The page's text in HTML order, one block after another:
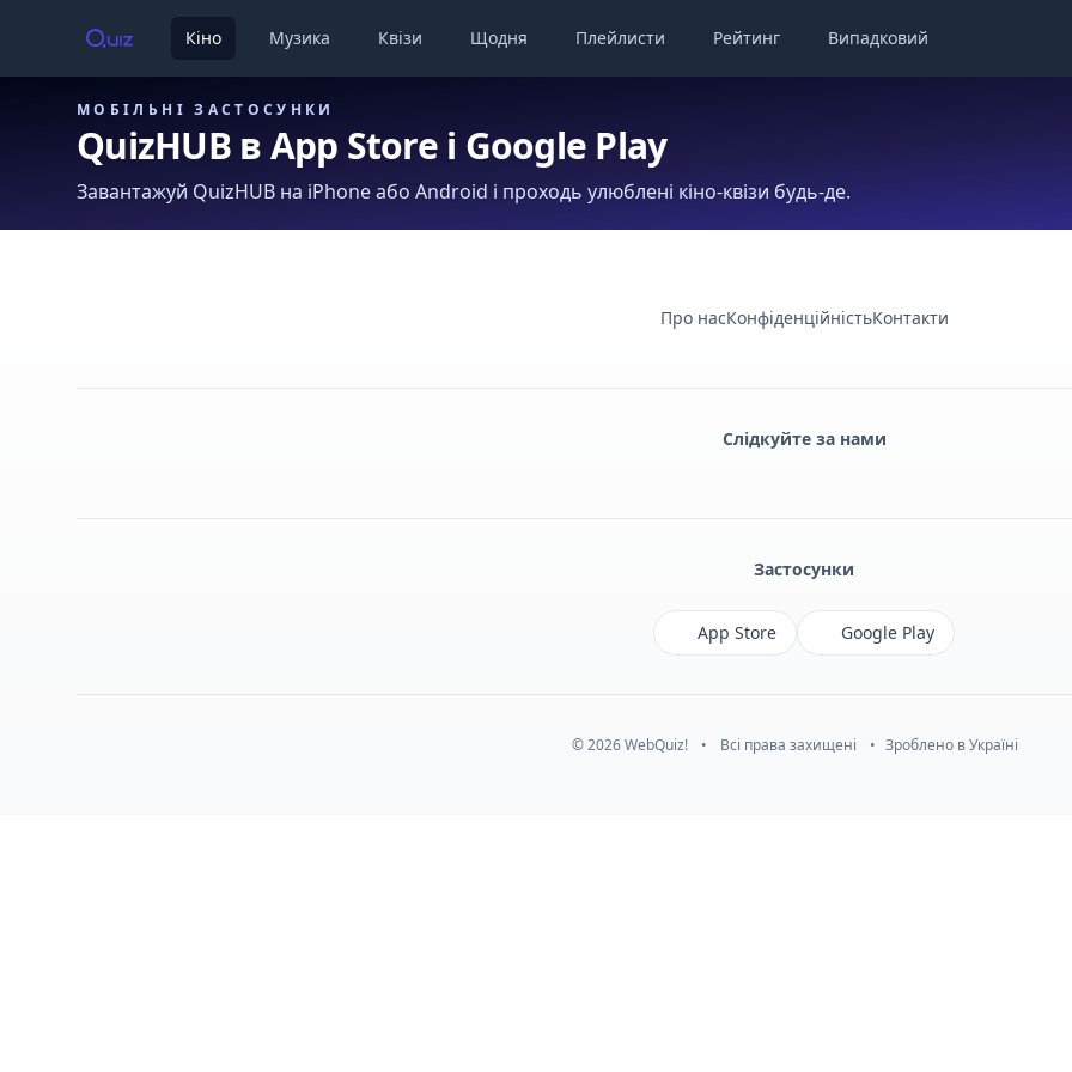
Кіно Музика Квізи Щодня Плейлисти Рейтинг Випадковий
МОБІЛЬНІ ЗАСТОСУНКИ
QuizHUB в App Store і Google Play
Завантажуй QuizHUB на iPhone або Android і проходь улюблені кіно-квізи будь-де.
Про насКонфіденційністьКонтакти
Слідкуйте за нами
Застосунки
App Store Google Play
© 2026 WebQuiz! • Всі права захищені • Зроблено в Україні